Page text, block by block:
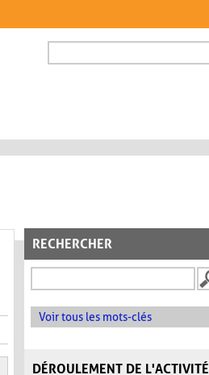
FORMULAIRE DE
RECHERCHER
Voir tous les mots-clés
DÉROULEMENT DE L'ACTIVITÉ